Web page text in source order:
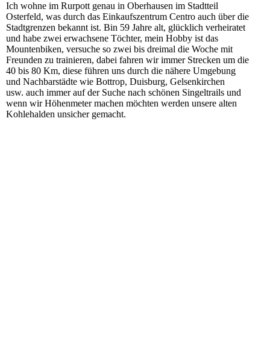
Ich wohne im Rurpott genau in Oberhausen im Stadtteil
Osterfeld, was durch das Einkaufszentrum Centro auch über die
Stadtgrenzen bekannt ist. Bin 59 Jahre alt, glücklich verheiratet
und habe zwei erwachsene Töchter, mein Hobby ist das
Mountenbiken, versuche so zwei bis dreimal die Woche mit
Freunden zu trainieren, dabei fahren wir immer Strecken um die
40 bis 80 Km, diese führen uns durch die nähere Umgebung
und Nachbarstädte wie Bottrop, Duisburg, Gelsenkirchen
usw. auch immer auf der Suche nach schönen Singeltrails und
wenn wir Höhenmeter machen möchten werden unsere alten
Kohlehalden unsicher gemacht.